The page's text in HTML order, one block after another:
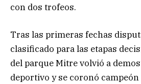
con dos trofeos.
Tras las primeras fechas
clasificado para las etapas
del parque Mitre volvió a
deportivo y se coronó campeón